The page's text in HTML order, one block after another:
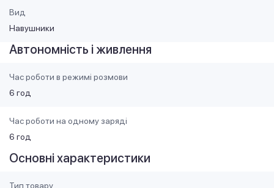
Вид
Навушники
Автономність і живлення
Час роботи в режимі розмови
6 год
Час роботи на одному заряді
6 год
Основні характеристики
Тип товару